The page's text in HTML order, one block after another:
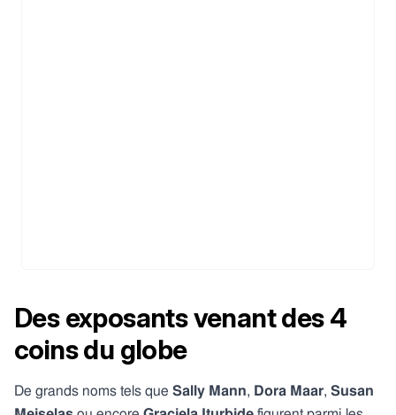
Des exposants venant des 4
coins du globe
De grands noms tels que Sally Mann, Dora Maar, Susan